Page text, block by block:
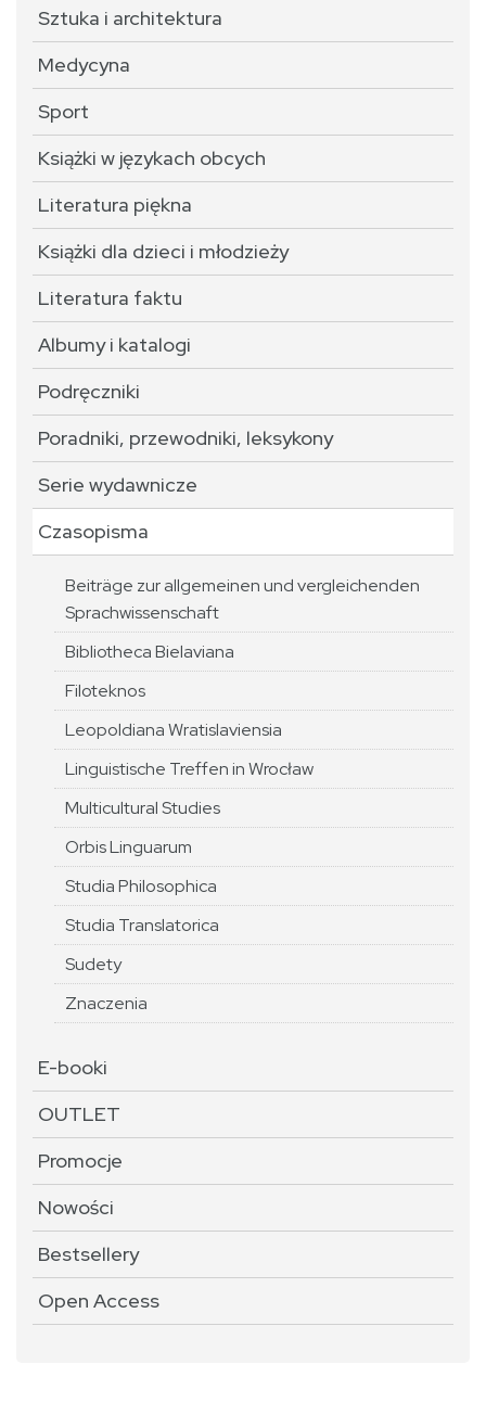
Sztuka i architektura
Medycyna
Sport
Książki w językach obcych
Literatura piękna
Książki dla dzieci i młodzieży
Literatura faktu
Albumy i katalogi
Podręczniki
Poradniki, przewodniki, leksykony
Serie wydawnicze
Czasopisma
Beiträge zur allgemeinen und vergleichenden
Sprachwissenschaft
Bibliotheca Bielaviana
Filoteknos
Leopoldiana Wratislaviensia
Linguistische Treffen in Wrocław
Multicultural Studies
Orbis Linguarum
Studia Philosophica
Studia Translatorica
Sudety
Znaczenia
E-booki
OUTLET
Promocje
Nowości
Bestsellery
Open Access